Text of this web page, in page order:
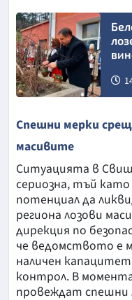
Спешни мерки
масивите
Ситуацията в
сериозна, тъй
потенциал да
региона лозови
дирекция по
че ведомството е
наличен
контрол. В
провеждат спешни